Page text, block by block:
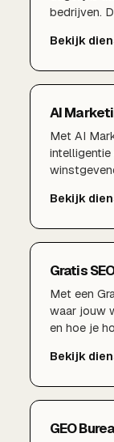
bedrijven.
AI
Met AI
intelligentie
Gratis
Met een
waar jouw
en hoe je
GEO